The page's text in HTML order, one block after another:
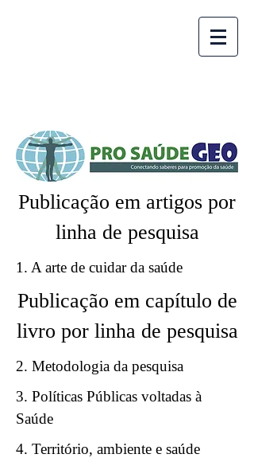
Publicação em artigos por
linha de pesquisa
1. A arte de cuidar da saúde
Publicação em capítulo de
livro por linha de pesquisa
2. Metodologia da pesquisa
3. Políticas Públicas voltadas à
Saúde
4. Território, ambiente e saúde